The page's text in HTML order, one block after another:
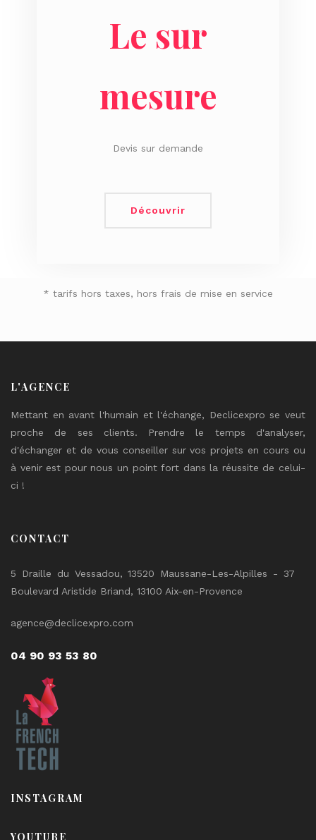
Le sur
mesure
Devis sur demande
Découvrir
* tarifs hors taxes, hors frais de mise en service
L'AGENCE
Mettant en avant l'humain et l'échange, Declicexpro se veut
proche de ses clients. Prendre le temps d'analyser,
d'échanger et de vous conseiller sur vos projets en cours ou
à venir est pour nous un point fort dans la réussite de celui-
ci !
CONTACT
5 Draille du Vessadou, 13520 Maussane-Les-Alpilles - 37
Boulevard Aristide Briand, 13100 Aix-en-Provence
agence@declicexpro.com
04 90 93 53 80
INSTAGRAM
YOUTUBE